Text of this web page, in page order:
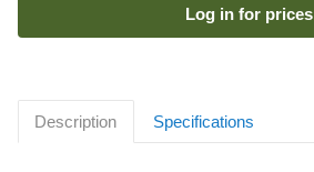
Log in for prices
Description Specifications